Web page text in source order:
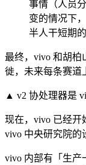
事情（人员
变的情况下
半人干短期
最终，vivo 和胡柏
徙，未来每条赛道
▲ v2 协处理器是
现在，vivo 已经开
vivo 中央研究院的
vivo 内部有「生产